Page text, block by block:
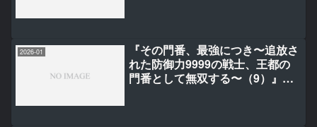
2026-01
『その門番、最強につき〜追放さ
れた防御力9999の戦士、王都の
門番として無双する〜（9）』あ